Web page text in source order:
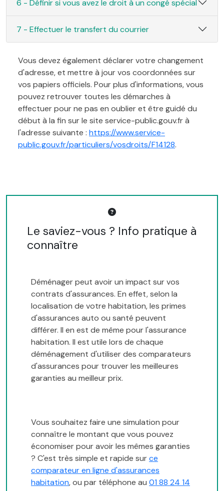
6 - Définir si vous avez le droit à un congé spécial
7 - Effectuer le transfert du courrier
Vous devez également déclarer votre changement
d'adresse, et mettre à jour vos coordonnées sur
vos papiers officiels. Pour plus d'informations, vous
pouvez retrouver toutes les démarches à
effectuer pour ne pas en oublier et être guidé du
début à la fin sur le site service-public.gouv.fr à
l'adresse suivante : https://www.service-
public.gouv.fr/particuliers/vosdroits/F14128.
Le saviez-vous ? Info pratique à
connaître
Déménager peut avoir un impact sur vos
contrats d'assurances. En effet, selon la
localisation de votre habitation, les primes
d'assurances auto ou santé peuvent
différer. Il en est de même pour l'assurance
habitation. Il est utile lors de chaque
déménagement d'utiliser des comparateurs
d'assurances pour trouver les meilleures
garanties au meilleur prix.
Vous souhaitez faire une simulation pour
connaître le montant que vous pouvez
économiser pour avoir les mêmes garanties
? C'est très simple et rapide surce
comparateur en ligne d'assurances
habitation, ou par téléphone au 01 88 24 14